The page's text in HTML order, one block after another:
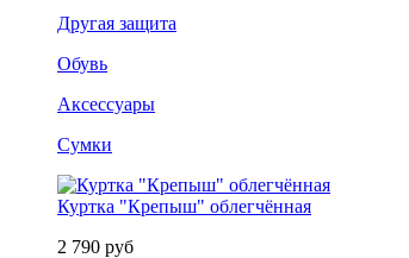
Другая защита
Обувь
Аксессуары
Сумки
Куртка "Крепыш" облегчённая
2 790 руб